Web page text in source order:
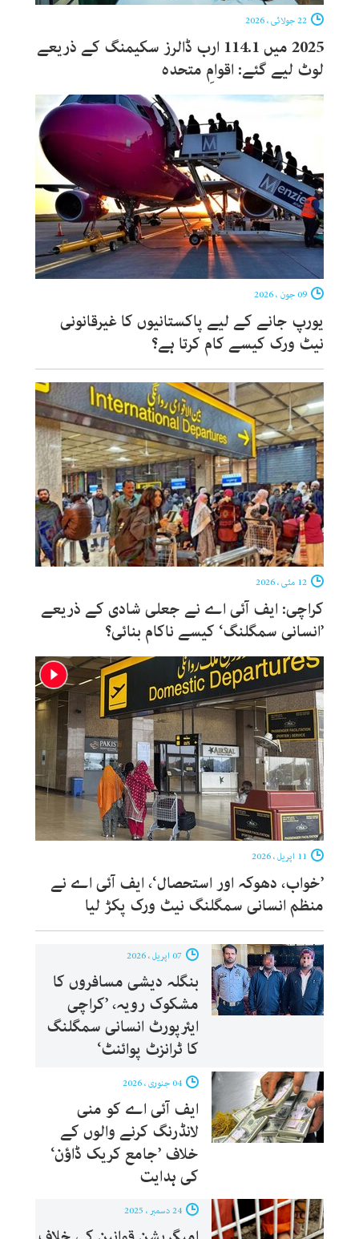
2025 میں 114.1 ارب ڈالرز سکیمنگ کے ذریعے
لوٹ لیے گئے: اقوامِ متحدہ
یورپ جانے کے لیے پاکستانیوں کا غیرقانونی
نیٹ ورک کیسے کام کرتا ہے؟
کراچی: ایف آئی اے نے جعلی شادی کے ذریعے
’انسانی سمگلنگ‘ کیسے ناکام بنائی؟
’خواب، دھوکہ اور استحصال‘، ایف آئی اے نے
منظم انسانی سمگلنگ نیٹ ورک پکڑ لیا
بنگلہ دیشی مسافروں کا
مشکوک رویہ، ’کراچی
ایئرپورٹ انسانی سمگلنگ
کا ٹرانزٹ پوائنٹ‘
ایف آئی اے کو منی
لانڈرنگ کرنے والوں کے
خلاف ’جامع کریک ڈاؤن‘
کی ہدایت